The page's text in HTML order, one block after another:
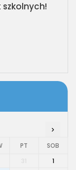
szkolnych!
›
PT
SOB
1